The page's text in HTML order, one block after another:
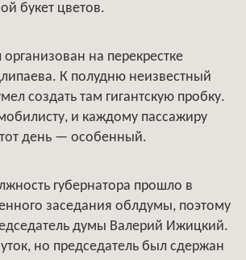
букет цветов.
на перекрестке
К полудню неизвестный
создать там гигантскую пробку.
и каждому пассажиру
день — особенный.
губернатора прошло в
заседания облдумы, поэтому
думы Валерий Ижицкий.
но председатель был сдержан